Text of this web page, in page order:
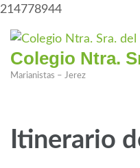
214778944
Colegio Ntra.
Marianistas – Jerez
Itinerario